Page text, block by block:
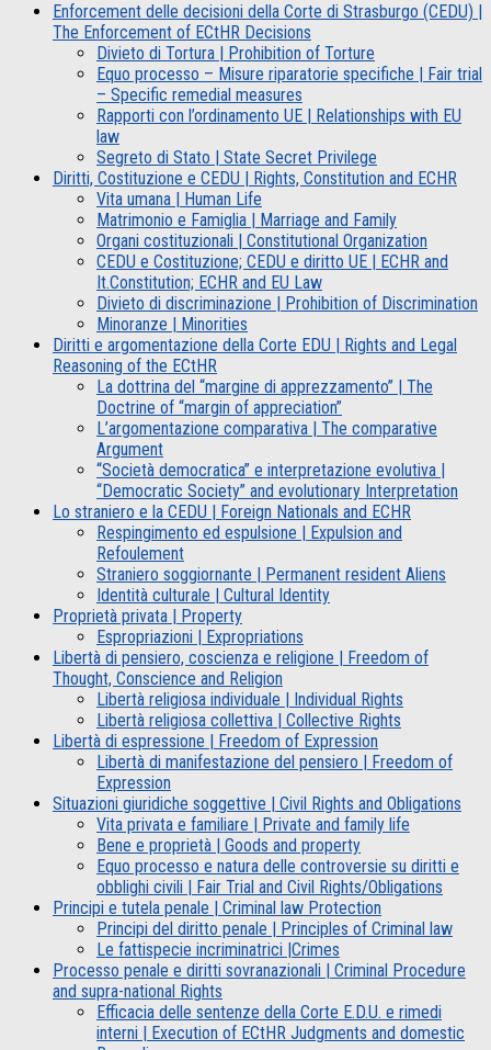
Enforcement delle decisioni della Corte di Strasburgo (CEDU) |
The Enforcement of ECtHR Decisions
Divieto di Tortura | Prohibition of Torture
Equo processo – Misure riparatorie specifiche | Fair trial
– Specific remedial measures
Rapporti con l’ordinamento UE | Relationships with EU
law
Segreto di Stato | State Secret Privilege
Diritti, Costituzione e CEDU | Rights, Constitution and ECHR
Vita umana | Human Life
Matrimonio e Famiglia | Marriage and Family
Organi costituzionali | Constitutional Organization
CEDU e Costituzione; CEDU e diritto UE | ECHR and
It.Constitution; ECHR and EU Law
Divieto di discriminazione | Prohibition of Discrimination
Minoranze | Minorities
Diritti e argomentazione della Corte EDU | Rights and Legal
Reasoning of the ECtHR
La dottrina del “margine di apprezzamento” | The
Doctrine of “margin of appreciation”
L’argomentazione comparativa | The comparative
Argument
“Società democratica” e interpretazione evolutiva |
“Democratic Society” and evolutionary Interpretation
Lo straniero e la CEDU | Foreign Nationals and ECHR
Respingimento ed espulsione | Expulsion and
Refoulement
Straniero soggiornante | Permanent resident Aliens
Identità culturale | Cultural Identity
Proprietà privata | Property
Espropriazioni | Expropriations
Libertà di pensiero, coscienza e religione | Freedom of
Thought, Conscience and Religion
Libertà religiosa individuale | Individual Rights
Libertà religiosa collettiva | Collective Rights
Libertà di espressione | Freedom of Expression
Libertà di manifestazione del pensiero | Freedom of
Expression
Situazioni giuridiche soggettive | Civil Rights and Obligations
Vita privata e familiare | Private and family life
Bene e proprietà | Goods and property
Equo processo e natura delle controversie su diritti e
obblighi civili | Fair Trial and Civil Rights/Obligations
Principi e tutela penale | Criminal law Protection
Principi del diritto penale | Principles of Criminal law
Le fattispecie incriminatrici |Crimes
Processo penale e diritti sovranazionali | Criminal Procedure
and supra-national Rights
Efficacia delle sentenze della Corte E.D.U. e rimedi
interni | Execution of ECtHR Judgments and domestic